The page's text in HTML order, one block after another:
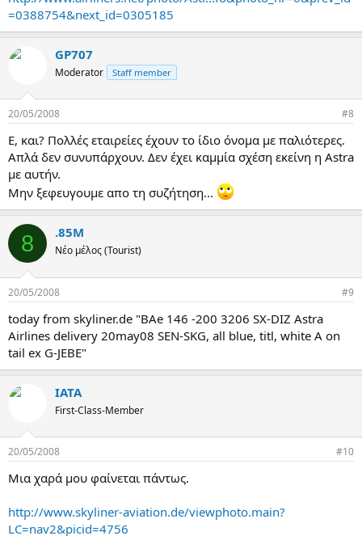
=0388754&next_id=0305185
GP707
Moderator Staff member
20/05/2008 #8
Ε, και? Πολλές εταιρείες έχουν το ίδιο όνομα με παλιότερες.
Απλά δεν συνυπάρχουν. Δεν έχει καμμία σχέση εκείνη η Astra
με αυτήν.
Μην ξεφευγουμε απο τη συζήτηση...
8 .85M
Νέο μέλος (Tourist)
20/05/2008 #9
today from skyliner.de "BAe 146 -200 3206 SX-DIZ Astra
Airlines delivery 20may08 SEN-SKG, all blue, titl, white A on
tail ex G-JEBE"
IATA
First-Class-Member
20/05/2008 #10
Μια χαρά μου φαίνεται πάντως.
http://www.skyliner-aviation.de/viewphoto.main?
LC=nav2&picid=4756